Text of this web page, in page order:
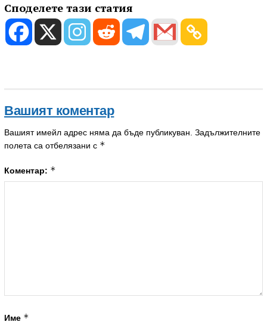
Споделете тази статия
Вашият коментар
Вашият имейл адрес няма да бъде публикуван. Задължителните
полета са отбелязани с *
Коментар: *
Име *